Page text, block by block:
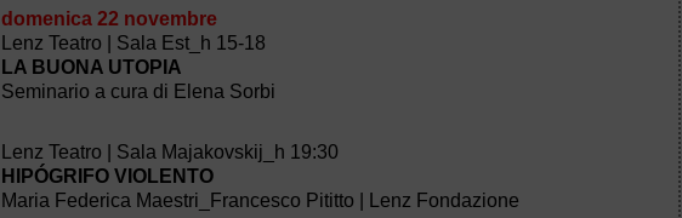
domenica 22 novembre
Lenz Teatro | Sala Est_h 15-18
LA BUONA UTOPIA
Seminario a cura di Elena Sorbi
Lenz Teatro | Sala Majakovskij_h 19:30
HIPÓGRIFO VIOLENTO
Maria Federica Maestri_Francesco Pititto | Lenz Fondazione